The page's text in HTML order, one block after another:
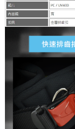
1.分期款項不併入電信
醒簡訊。
2.透過簡訊連結打開帳
帳／街口支付／iPASS
【注意事項】
1.本服務係由「台灣大
用戶於交易時，得透過
買賣價金債權讓與本
2.基於同意付款使用「
資料（包含姓名、電話
由本公司與您本人進
3.完整用戶服務條款，
【「AFTEE先享後付」
１．於結帳方式選擇「
結帳頁面，進行簡訊認
２．訂單成立數日內
３．收到繳費通知簡訊
ATM／網路銀行／等
※ 請注意：結帳手續完
購買商品的店家。未經
後付繳納相關費用。
※ 交易是否成功請以「
是否繳費成功／繳費後
客戶支援中心」https://
【注意事項】
每筆NT$80，滿
付款後全家取貨
每筆NT$80，滿
7-11取貨付款
每筆NT$80，滿
付款後7-11取貨
每筆NT$80，滿
宅配